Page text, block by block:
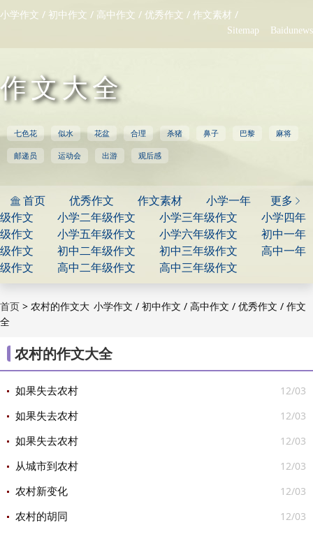
小学作文 / 初中作文 / 高中作文 / 优秀作文 / 作文素材 /
Sitemap Baidunews
作文大全
七色花 似水 花盆 合理 杀猪 鼻子 巴黎 麻将
邮递员 运动会 出游 观后感
更多 
 首页 优秀作文 作文素材
小学一年
级作文
小学二年级作文 小学三年级作文
小学四年
级作文
小学五年级作文 小学六年级作文
初中一年
级作文
初中二年级作文 初中三年级作文
高中一年
级作文
高中二年级作文 高中三年级作文
小学作文 /初中作文 /高中作文 /优秀作文 /作文
首页 > 农村的作文大
全
农村的作文大全
12/03
如果失去农村
12/03
如果失去农村
12/03
如果失去农村
12/03
从城市到农村
12/03
农村新变化
12/03
农村的胡同